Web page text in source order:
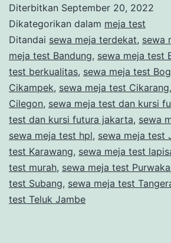
Diterbitkan September 20, 2022
Dikategorikan dalam meja test
Ditandai sewa meja terdekat, sewa
meja test Bandung, sewa meja test
test berkualitas, sewa meja test
Cikampek, sewa meja test Cikarang,
Cilegon, sewa meja test dan kursi
test dan kursi futura jakarta, sewa
sewa meja test hpl, sewa meja test
test Karawang, sewa meja test
test murah, sewa meja test
test Subang, sewa meja test
test Teluk Jambe